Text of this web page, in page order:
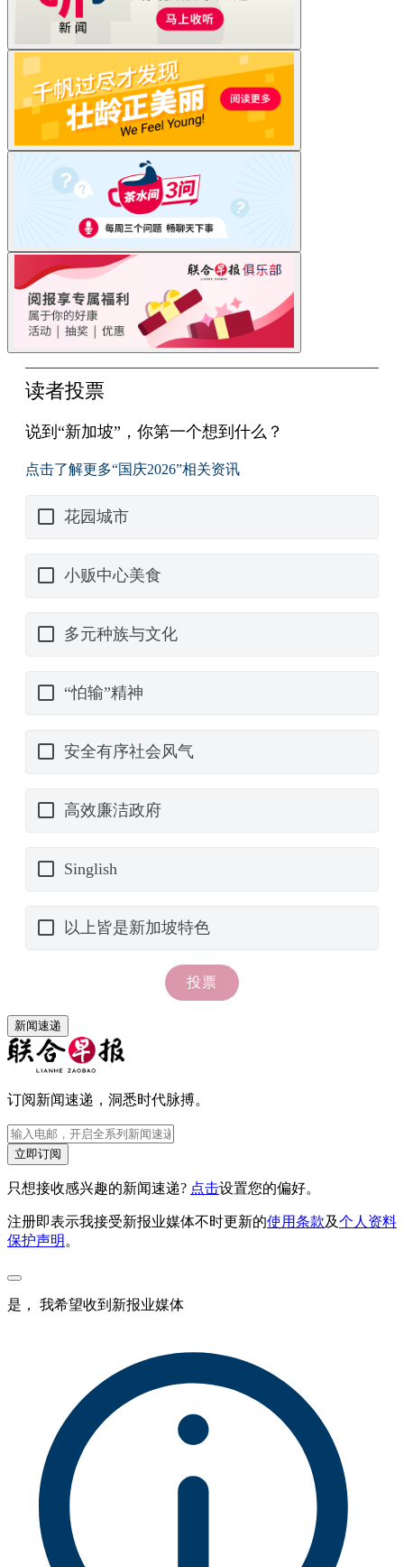
新闻速递
订阅新闻速递，洞悉时代脉搏。
立即订阅
只想接收感兴趣的新闻速递? 点击设置您的偏好。
注册即表示我接受新报业媒体不时更新的使用条款及个人资料
保护声明 。
是， 我希望收到新报业媒体